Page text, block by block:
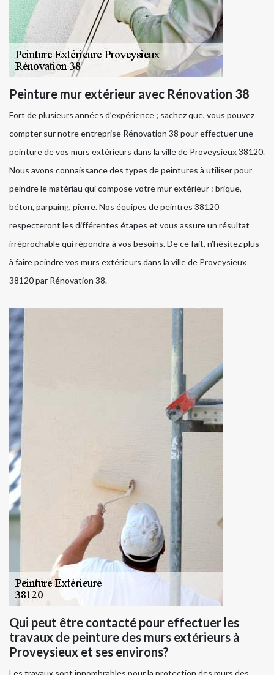
Peinture mur extérieur avec Rénovation 38
Fort de plusieurs années d’expérience ; sachez que, vous pouvez
compter sur notre entreprise Rénovation 38 pour effectuer une
peinture de vos murs extérieurs dans la ville de Proveysieux 38120.
Nous avons connaissance des types de peintures à utiliser pour
peindre le matériau qui compose votre mur extérieur : brique,
béton, parpaing, pierre. Nos équipes de peintres 38120
respecteront les différentes étapes et vous assure un résultat
irréprochable qui répondra à vos besoins. De ce fait, n’hésitez plus
à faire peindre vos murs extérieurs dans la ville de Proveysieux
38120 par Rénovation 38.
Qui peut être contacté pour effectuer les
travaux de peinture des murs extérieurs à
Proveysieux et ses environs?
Les travaux sont innombrables pour la protection des murs des